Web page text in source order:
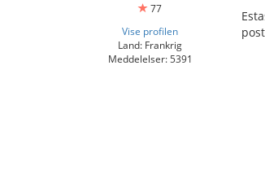
77
Vise profilen
Land: Frankrig
Meddelelser: 5391